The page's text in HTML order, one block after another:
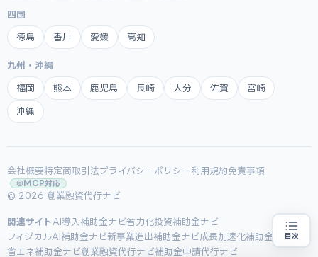
目次
専門家に無料相談する お近くの専門家を探す
四国
徳島 香川 愛媛 高知
九州・沖縄
福岡 熊本 鹿児島 長崎 大分 佐賀 宮崎
沖縄
会社概要特定商取引法プライバシーポリシー 利用規約免責事項
MCP対応
© 2026 創業融資代行ナビ
関連サイト AI導入補助金ナビ省力化投資補助金ナビ
フィジカルAI補助金ナビ新事業進出補助金ナビ成長加速化補助金ナビ
省エネ補助金ナビ創業融資代行ナビ補助金申請代行ナビ